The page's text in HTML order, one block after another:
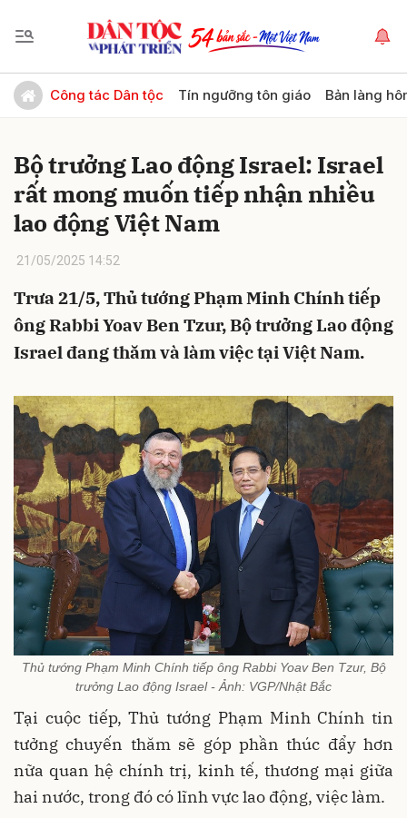
Công tác Dân tộc Tín ngưỡng tôn giáo Bản làng
Bộ trưởng Lao động Israel: Israel
rất mong muốn tiếp nhận nhiều
lao động Việt Nam
21/05/2025 14:52
Trưa 21/5, Thủ tướng Phạm Minh Chính tiếp
ông Rabbi Yoav Ben Tzur, Bộ trưởng Lao động
Israel đang thăm và làm việc tại Việt Nam.
Thủ tướng Phạm Minh Chính tiếp ông Rabbi Yoav Ben Tzur, Bộ
trưởng Lao động Israel - Ảnh: VGP/Nhật Bắc
Tại cuộc tiếp, Thủ tướng Phạm Minh Chính tin
tưởng chuyến thăm sẽ góp phần thúc đẩy hơn
nữa quan hệ chính trị, kinh tế, thương mại giữa
hai nước, trong đó có lĩnh vực lao động, việc làm.
Gửi bình luận